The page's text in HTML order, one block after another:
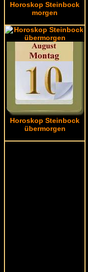
Horoskop Steinbock
morgen
Horoskop Steinbock
übermorgen